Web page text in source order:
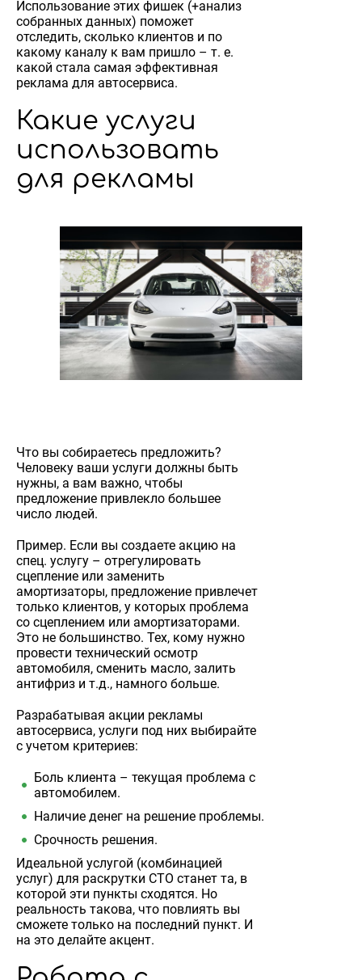
Использование этих фишек (+анализ
собранных данных) поможет
отследить, сколько клиентов и по
какому каналу к вам пришло – т. е.
какой стала самая эффективная
реклама для автосервиса.
Какие услуги
использовать
для рекламы
Что вы собираетесь предложить?
Человеку ваши услуги должны быть
нужны, а вам важно, чтобы
предложение привлекло большее
число людей.
Пример. Если вы создаете акцию на
спец. услугу – отрегулировать
сцепление или заменить
амортизаторы, предложение привлечет
только клиентов, у которых проблема
со сцеплением или амортизаторами.
Это не большинство. Тех, кому нужно
провести технический осмотр
автомобиля, сменить масло, залить
антифриз и т.д., намного больше.
Разрабатывая акции рекламы
автосервиса, услуги под них выбирайте
с учетом критериев:
Боль клиента – текущая проблема с
автомобилем.
Наличие денег на решение проблемы.
Срочность решения.
Идеальной услугой (комбинацией
услуг) для раскрутки СТО станет та, в
которой эти пункты сходятся. Но
реальность такова, что повлиять вы
сможете только на последний пункт. И
на это делайте акцент.